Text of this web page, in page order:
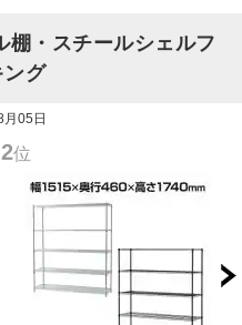
棚・スチールシェルフ
ング
05日
2位